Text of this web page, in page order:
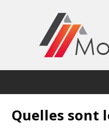
Quelles sont